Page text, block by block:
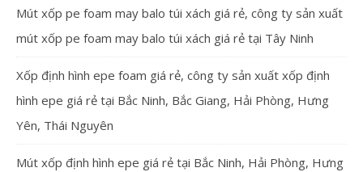
Mút xốp pe foam may balo túi xách giá rẻ, công ty sản xuất
mút xốp pe foam may balo túi xách giá rẻ tại Tây Ninh
Xốp định hình epe foam giá rẻ, công ty sản xuất xốp định
hình epe giá rẻ tại Bắc Ninh, Bắc Giang, Hải Phòng, Hưng
Yên, Thái Nguyên
Mút xốp định hình epe giá rẻ tại Bắc Ninh, Hải Phòng, Hưng